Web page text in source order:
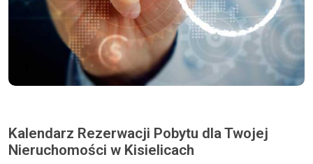
Kalendarz Rezerwacji Pobytu dla Twojej
Nieruchomości w Kisielicach